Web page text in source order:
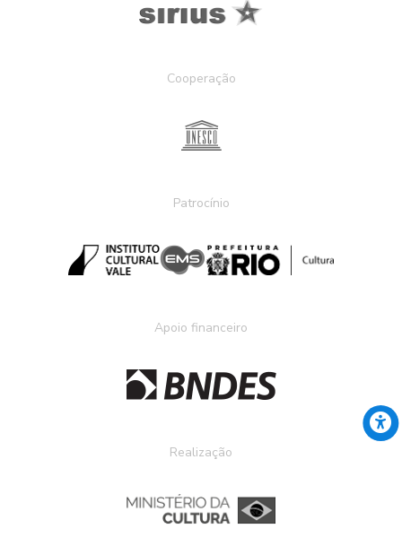
Cooperação
Patrocínio
Apoio financeiro
Realização